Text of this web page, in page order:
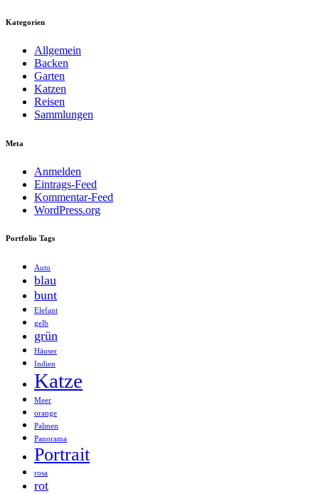
Kategorien
Allgemein
Backen
Garten
Katzen
Reisen
Sammlungen
Meta
Anmelden
Eintrags-Feed
Kommentar-Feed
WordPress.org
Portfolio Tags
Auto
blau
bunt
Elefant
gelb
grün
Häuser
Indien
Katze
Meer
orange
Palmen
Panorama
Portrait
rosa
rot